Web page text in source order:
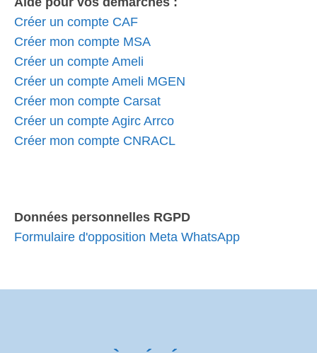
Créer un compte CAF
Créer mon compte MSA
Créer un compte Ameli
Créer un compte Ameli MGEN
Créer mon compte Carsat
Créer un compte Agirc Arrco
Créer mon compte CNRACL
Données personnelles RGPD
Formulaire d'opposition Meta WhatsApp